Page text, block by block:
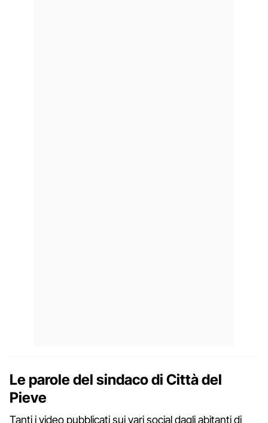
Le parole del sindaco di Città del
Pieve
Tanti i video pubblicati sui vari social dagli abitanti di